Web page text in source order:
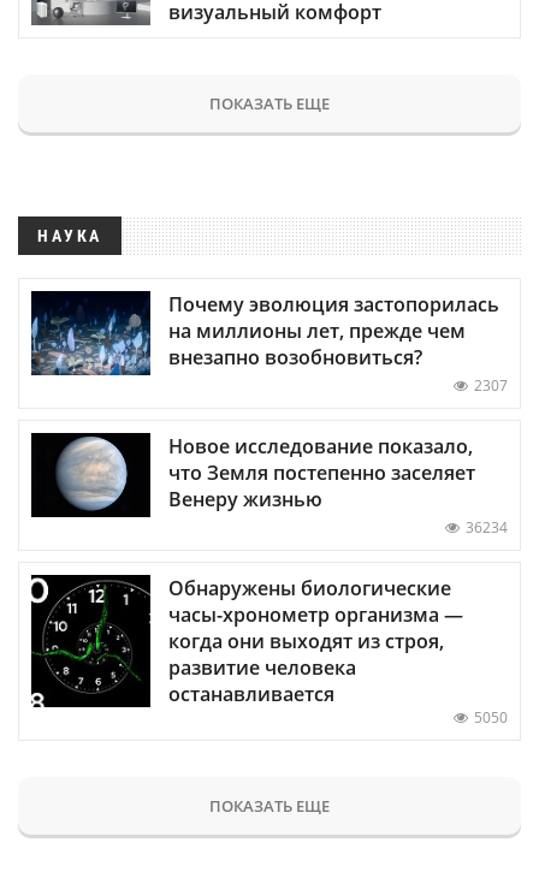
визуальный комфорт
ПОКАЗАТЬ ЕЩЕ
НАУКА
Почему эволюция застопорилась
на миллионы лет, прежде чем
внезапно возобновиться?
2307
Новое исследование показало,
что Земля постепенно заселяет
Венеру жизнью
36234
Обнаружены биологические
часы-хронометр организма —
когда они выходят из строя,
развитие человека
останавливается
5050
ПОКАЗАТЬ ЕЩЕ